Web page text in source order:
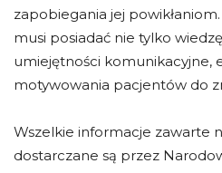
zapobiegania jej
musi posiadać nie tylko
umiejętności komunikacyjne,
motywowania pacjentów do
Wszelkie informacje zawarte
dostarczane są przez